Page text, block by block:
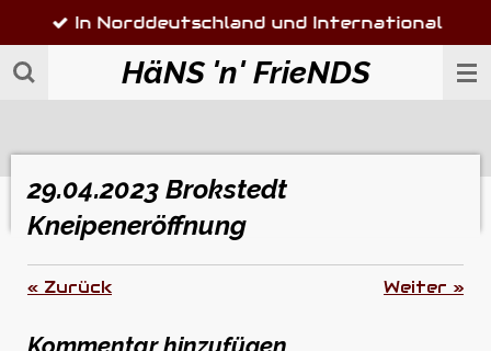
Hauptinhalt
springen
HäNS 'n' FrieNDS
In Norddeutschland und International
29.04.2023 Brokstedt
Kneipeneröffnung
« Zurück Weiter »
Kommentar hinzufügen